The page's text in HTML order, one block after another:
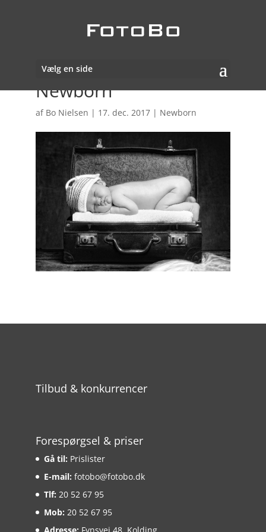
Vælg en side
Newborn
af Bo Nielsen | 17. dec. 2017| Newborn
Tilbud & konkurrencer
Forespørgsel & priser
Gå til: Prislister
E-mail: fotobo@fotobo.dk
Tlf: 20 52 67 95
Mob: 20 52 67 95